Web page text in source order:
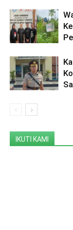
IKUTI KAMI